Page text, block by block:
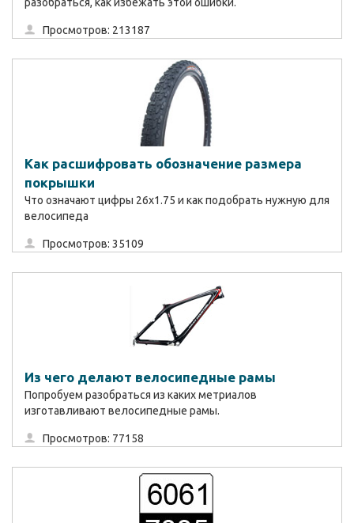
Просмотров: 213187
Как расшифровать обозначение размера
покрышки
Что означают цифры 26х1.75 и как подобрать нужную для
велосипеда
Просмотров: 35109
Из чего делают велосипедные рамы
Попробуем разобраться из каких метриалов
изготавливают велосипедные рамы.
Просмотров: 77158